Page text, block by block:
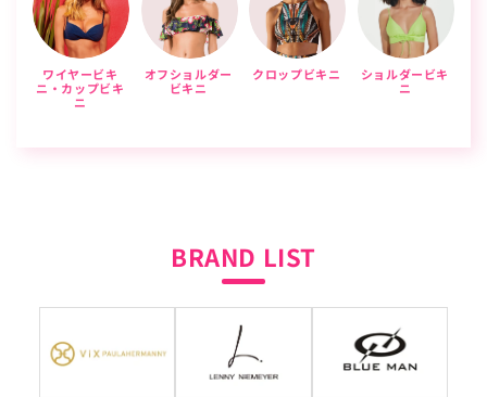
ワイヤービキ
ニ・カップビキ
ニ
オフショルダー
ビキニ
クロップビキニ
ショルダービキ
ニ
BRAND LIST